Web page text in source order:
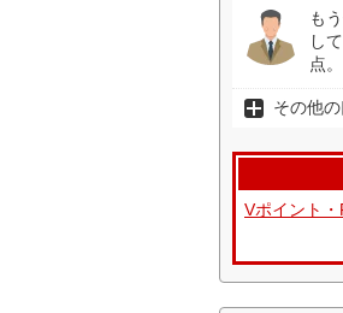
も
し
点
その他
Vポイント